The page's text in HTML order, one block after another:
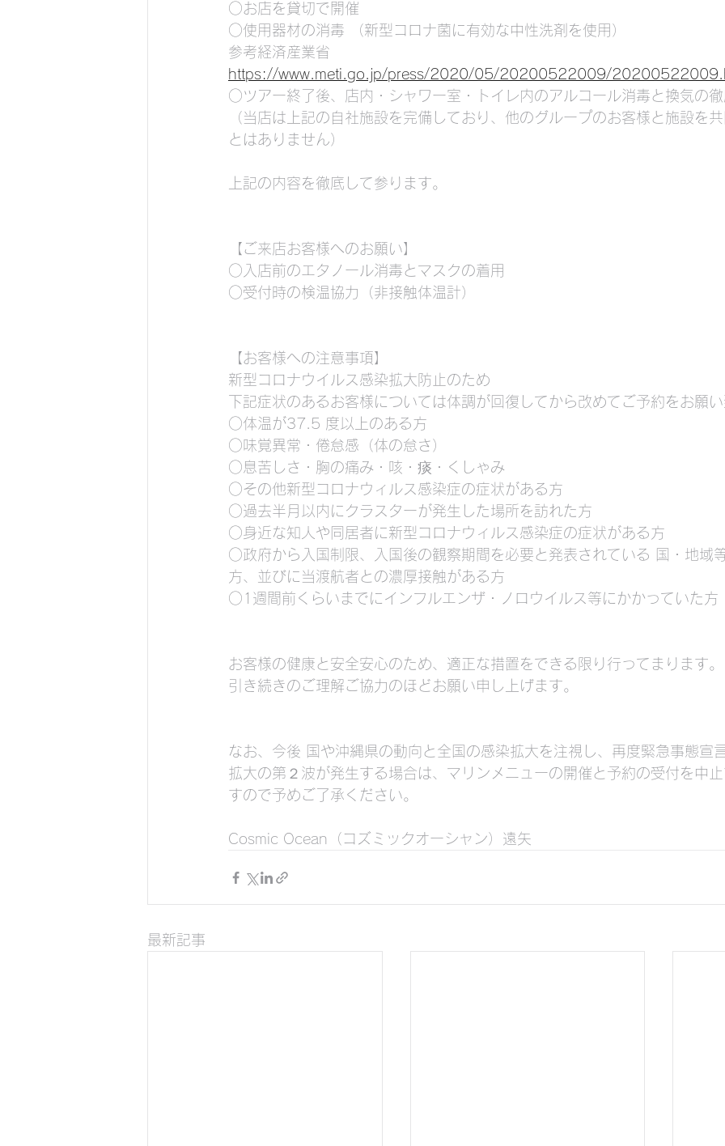
貸切ビーチスキンダイビング （素潜り）
○お店を貸切で開催
○使用器材の消毒 （新型コロナ菌に有効な中性洗剤を使用）
参考経済産業省
https://www.meti.go.jp/press/2020/05/20200522009/
○ツアー終了後、店内・シャワー室・トイレ内のアルコール消毒と換気の徹
（当店は上記の自社施設を完備しており、他のグループのお客様と施設を
とはありません）
上記の内容を徹底して参ります。
【ご来店お客様へのお願い】
○入店前のエタノール消毒とマスクの着用
○受付時の検温協力（非接触体温計）
【お客様への注意事項】
新型コロナウイルス感染拡大防止のため
下記症状のあるお客様については体調が回復してから改めてご予約をお願い
○体温が37.5 度以上のある方
○味覚異常・倦怠感（体の怠さ）
○息苦しさ・胸の痛み・咳・痰・くしゃみ
○その他新型コロナウィルス感染症の症状がある方
○過去半月以内にクラスターが発生した場所を訪れた方
○身近な知人や同居者に新型コロナウィルス感染症の症状がある方
○政府から入国制限、入国後の観察期間を必要と発表されている 国・地域
方、並びに当渡航者との濃厚接触がある方
○1週間前くらいまでにインフルエンザ・ノロウイルス等にかかっていた方
お客様の健康と安全安心のため、適正な措置をできる限り行ってまります。
引き続きのご理解ご協力のほどお願い申し上げます。
なお、今後 国や沖縄県の動向と全国の感染拡大を注視し、再度緊急事態宣
拡大の第２波が発生する場合は、マリンメニューの開催と予約の受付を中
すので予めご了承ください。
Cosmic Ocean（コズミックオーシャン）遠矢
最新記事